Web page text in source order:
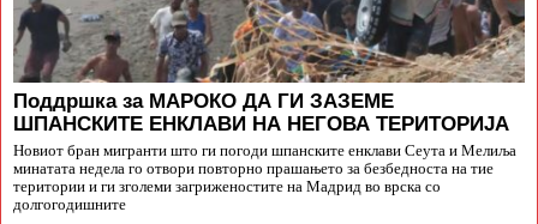
Поддршка за МАРОКО ДА ГИ ЗАЗЕМЕ
ШПАНСКИТЕ ЕНКЛАВИ НА НЕГОВА ТЕРИТОРИЈА
Новиот бран мигранти што ги погоди шпанските енклави Сеута и Мелиља
минатата недела го отвори повторно прашањето за безбедноста на тие
територии и ги зголеми загриженостите на Мадрид во врска со
долгогодишните